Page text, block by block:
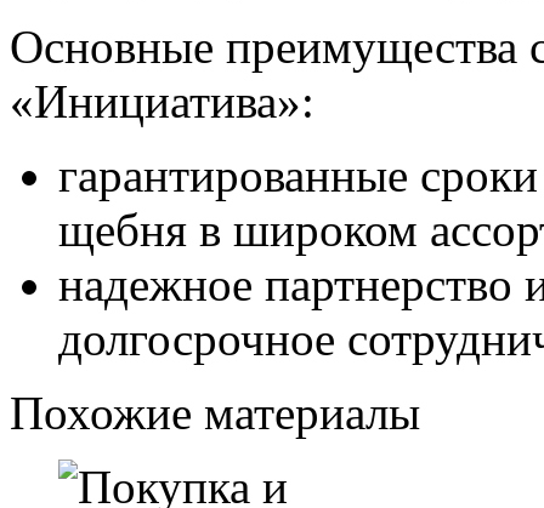
Основные преимущества
«Инициатива»:
гарантированные
щебня в широком
надежное партнерство
долгосрочное
Похожие материалы